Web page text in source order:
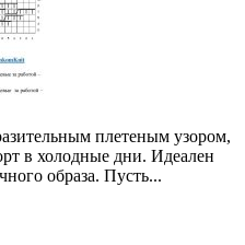
плетеным узором,
в холодные дни. Идеален
образа. Пусть...